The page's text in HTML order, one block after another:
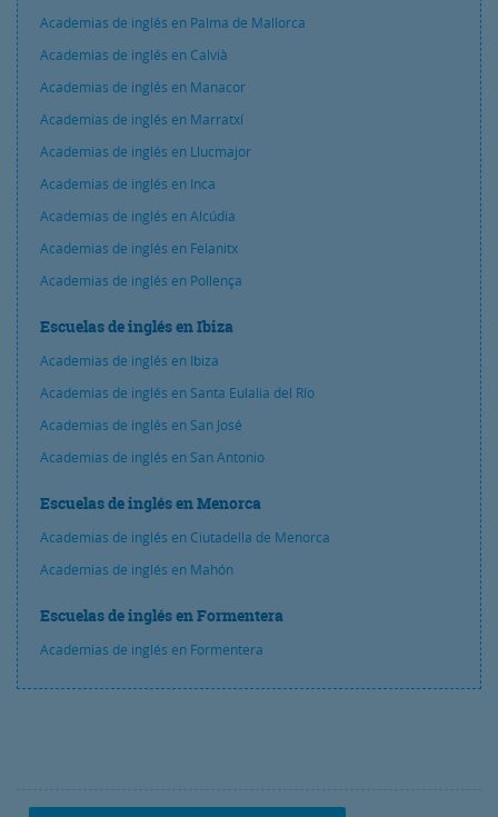
Academias de inglés en Palma de Mallorca
Academias de inglés en Calvià
Academias de inglés en Manacor
Academias de inglés en Marratxí
Academias de inglés en Llucmajor
Academias de inglés en Inca
Academias de inglés en Alcúdia
Academias de inglés en Felanitx
Academias de inglés en Pollença
Escuelas de inglés en Ibiza
Academias de inglés en Ibiza
Academias de inglés en Santa Eulalia del Río
Academias de inglés en San José
Academias de inglés en San Antonio
Escuelas de inglés en Menorca
Academias de inglés en Ciutadella de Menorca
Academias de inglés en Mahón
Escuelas de inglés en Formentera
Academias de inglés en Formentera